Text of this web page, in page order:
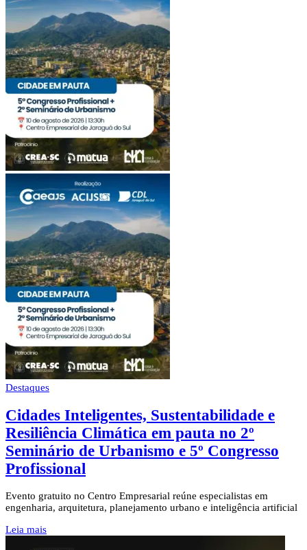
Destaques
Cidades Inteligentes, Sustentabilidade e
Resiliência Climática em pauta no 2º
Seminário de Urbanismo e 5º Congresso
Profissional
Evento gratuito no Centro Empresarial reúne especialistas em
engenharia, arquitetura, planejamento urbano e inteligência artificial
Leia mais